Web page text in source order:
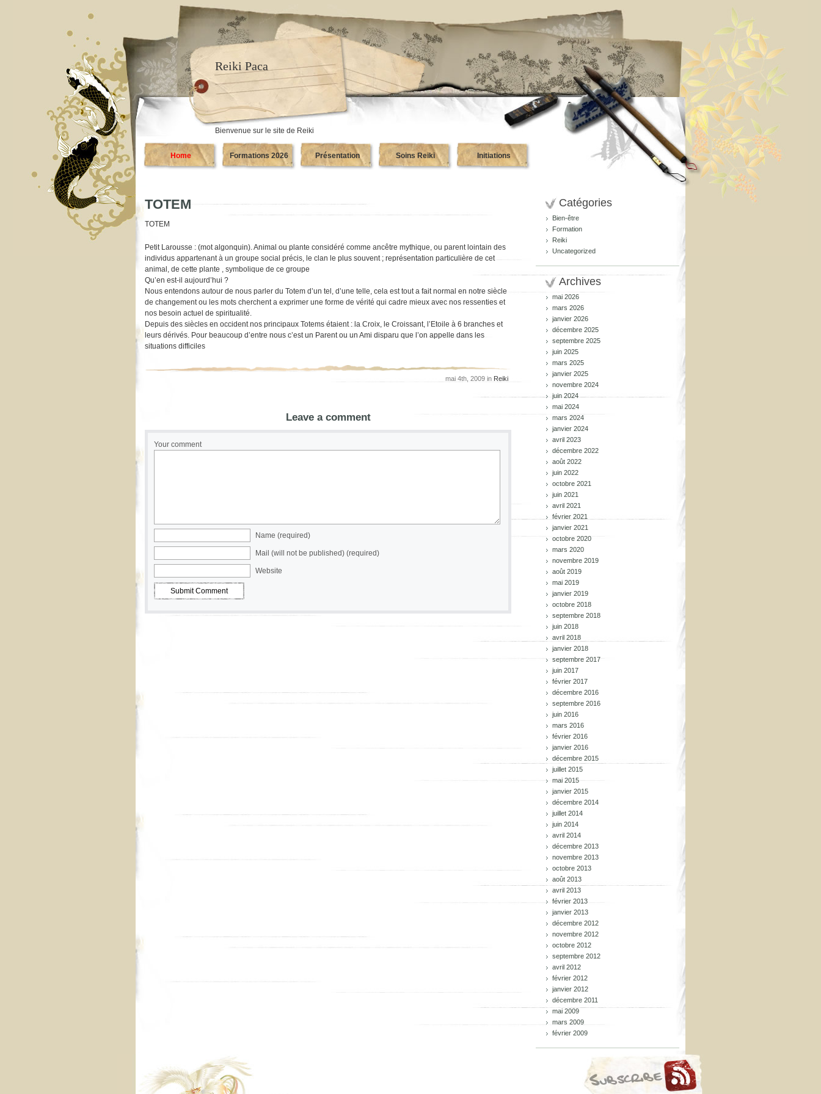
Reiki Paca
Bienvenue sur le site de Reiki
Home Formations 2026 Présentation Soins Reiki Initiations
TOTEM
TOTEM
Petit Larousse : (mot algonquin). Animal ou plante considéré comme ancêtre mythique, ou parent lointain des
individus appartenant à un groupe social précis, le clan le plus souvent ; représentation particulière de cet
animal, de cette plante , symbolique de ce groupe
Qu’en est-il aujourd’hui ?
Nous entendons autour de nous parler du Totem d’un tel, d’une telle, cela est tout a fait normal en notre siècle
de changement ou les mots cherchent a exprimer une forme de vérité qui cadre mieux avec nos ressenties et
nos besoin actuel de spiritualité.
Depuis des siècles en occident nos principaux Totems étaient : la Croix, le Croissant, l’Etoile à 6 branches et
leurs dérivés. Pour beaucoup d’entre nous c’est un Parent ou un Ami disparu que l’on appelle dans les
situations difficiles
mai 4th, 2009 in Reiki
Leave a comment
Your comment
Name (required)
Mail (will not be published) (required)
Website
Catégories
Bien-être
Formation
Reiki
Uncategorized
Archives
mai 2026
mars 2026
janvier 2026
décembre 2025
septembre 2025
juin 2025
mars 2025
janvier 2025
novembre 2024
juin 2024
mai 2024
mars 2024
janvier 2024
avril 2023
décembre 2022
août 2022
juin 2022
octobre 2021
juin 2021
avril 2021
février 2021
janvier 2021
octobre 2020
mars 2020
novembre 2019
août 2019
mai 2019
janvier 2019
octobre 2018
septembre 2018
juin 2018
avril 2018
janvier 2018
septembre 2017
juin 2017
février 2017
décembre 2016
septembre 2016
juin 2016
mars 2016
février 2016
janvier 2016
décembre 2015
juillet 2015
mai 2015
janvier 2015
décembre 2014
juillet 2014
juin 2014
avril 2014
décembre 2013
novembre 2013
octobre 2013
août 2013
avril 2013
février 2013
janvier 2013
décembre 2012
novembre 2012
octobre 2012
septembre 2012
avril 2012
février 2012
janvier 2012
décembre 2011
mai 2009
mars 2009
février 2009